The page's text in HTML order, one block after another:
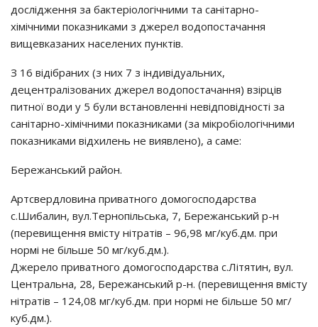
дослідження за бактеріологічними та санітарно-
хімічними показниками з джерел водопостачання
вищевказаних населених пунктів.
З 16 відібраних (з них 7 з індивідуальних,
децентралізованих джерел водопостачання) взірців
питної води у 5 були встановленні невідповідності за
санітарно-хімічними показниками (за мікробіологічними
показниками відхилень не виявлено), а саме:
Бережанський район.
Артсвердловина приватного домогосподарства
с.Шибалин, вул.Тернопільська, 7, Бережанський р-н
(перевищення вмісту нітратів – 96,98 мг/куб.дм. при
нормі не більше 50 мг/куб.дм.).
Джерело приватного домогосподарства с.Літятин, вул.
Центральна, 28, Бережанський р-н. (перевищення вмісту
нітратів – 124,08 мг/куб.дм. при нормі не більше 50 мг/
куб.дм.).